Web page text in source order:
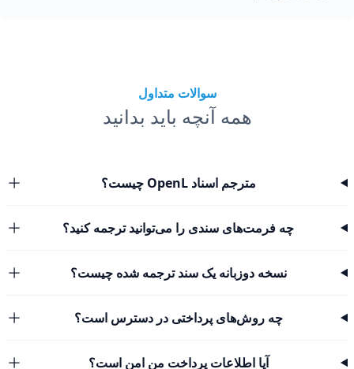
سوالات متداول
همه آنچه باید بدانید
مترجم اسناد OpenL چیست؟
چه فرمت‌های سندی را می‌توانید ترجمه کنید؟
نسخه دوزبانه یک سند ترجمه شده چیست؟
چه روش‌های پرداختی در دسترس است؟
آیا اطلاعات پرداخت من امن است؟